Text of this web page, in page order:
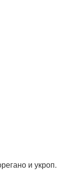
и укроп.